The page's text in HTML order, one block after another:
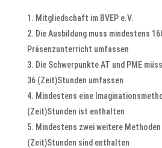
Mitgliedschaft im BVEP e.V.
Die Ausbildung muss mindestens
Präsenzunterricht umfassen
Die Schwerpunkte AT und PME
36 (Zeit)Stunden umfassen
Mindestens eine
(Zeit)Stunden ist enthalten
Mindestens zwei weitere
(Zeit)Stunden sind enthalten